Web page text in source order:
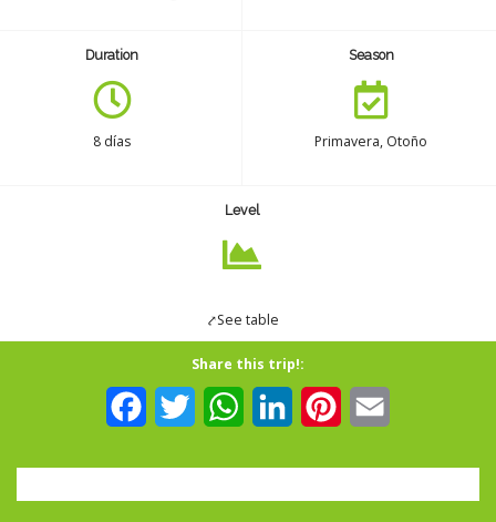
Duration
8 días
Season
Primavera, Otoño
Level
⤤See table
Share this trip!:
FacebookTwitter WhatsAppLinkedInPinterest